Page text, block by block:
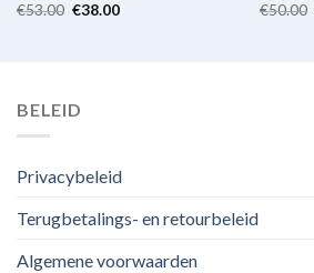
€53.00 €38.00
€50.00
BELEID
Privacybeleid
Terugbetalings- en retourbeleid
Algemene voorwaarden